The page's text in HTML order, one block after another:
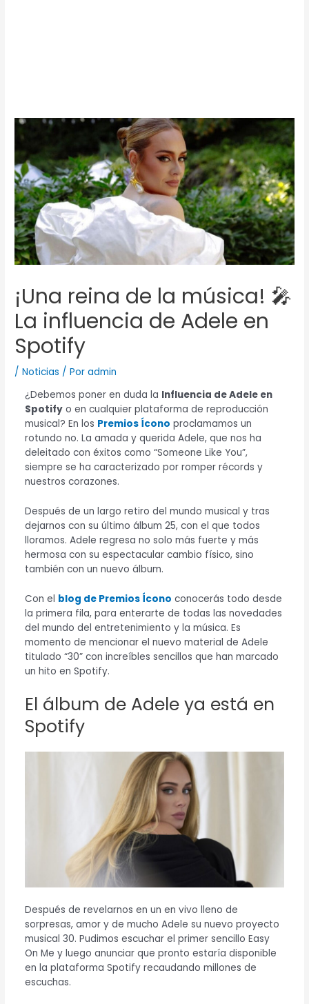
¡Una reina de la música! 🎤
La influencia de Adele en
Spotify
/Noticias / Poradmin
¿Debemos poner en duda la Influencia de Adele en
Spotify o en cualquier plataforma de reproducción
musical? En los Premios Ícono proclamamos un
rotundo no. La amada y querida Adele, que nos ha
deleitado con éxitos como “Someone Like You”,
siempre se ha caracterizado por romper récords y
nuestros corazones.
Después de un largo retiro del mundo musical y tras
dejarnos con su último álbum 25, con el que todos
lloramos. Adele regresa no solo más fuerte y más
hermosa con su espectacular cambio físico, sino
también con un nuevo álbum.
Con el blog de Premios Ícono conocerás todo desde
la primera fila, para enterarte de todas las novedades
del mundo del entretenimiento y la música. Es
momento de mencionar el nuevo material de Adele
titulado “30” con increíbles sencillos que han marcado
un hito en Spotify.
El álbum de Adele ya está en
Spotify
Después de revelarnos en un en vivo lleno de
sorpresas, amor y de mucho Adele su nuevo proyecto
musical 30. Pudimos escuchar el primer sencillo Easy
On Me y luego anunciar que pronto estaría disponible
en la plataforma Spotify recaudando millones de
escuchas.